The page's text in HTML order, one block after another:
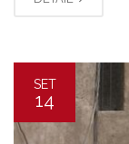
SET
14